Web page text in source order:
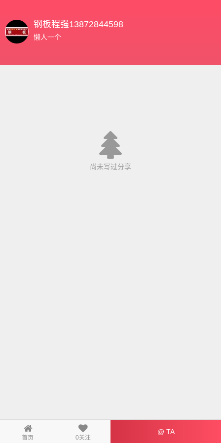
钢板程强13872844598
懒人一个
尚未写过分享
首页 0关注
@ TA